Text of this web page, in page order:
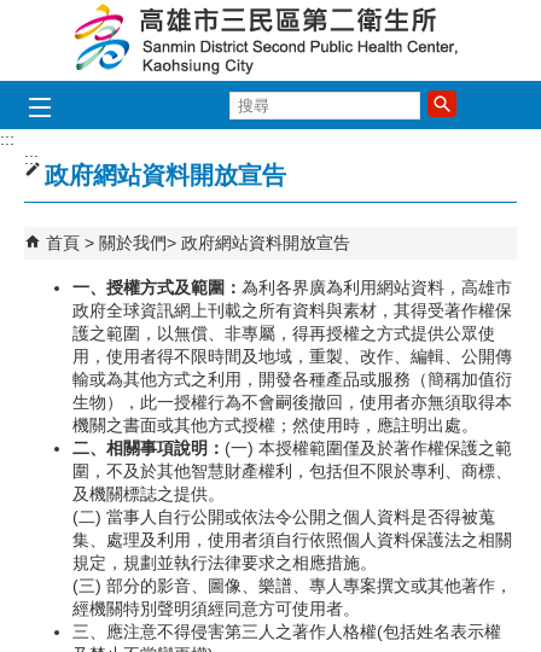
跳到主要內容區塊
尋
:::
:::
政府網站資料開放宣告
首頁 關於我們 政府網站資料開放宣告
一、授權方式及範圍： 為利各界廣為利用網站資料，高雄市
政府全球資訊網上刊載之所有資料與素材，其得受著作權保
護之範圍，以無償、非專屬，得再授權之方式提供公眾使
用，使用者得不限時間及地域，重製、改作、編輯、公開傳
輸或為其他方式之利用，開發各種產品或服務（簡稱加值衍
生物），此一授權行為不會嗣後撤回，使用者亦無須取得本
機關之書面或其他方式授權；然使用時，應註明出處。
二、相關事項說明： (一) 本授權範圍僅及於著作權保護之範
圍，不及於其他智慧財產權利，包括但不限於專利、商標、
及機關標誌之提供。
(二) 當事人自行公開或依法令公開之個人資料是否得被蒐
集、處理及利用，使用者須自行依照個人資料保護法之相關
規定，規劃並執行法律要求之相應措施。
(三) 部分的影音、圖像、樂譜、專人專案撰文或其他著作，
經機關特別聲明須經同意方可使用者。
三、應注意不得侵害第三人之著作人格權(包括姓名表示權